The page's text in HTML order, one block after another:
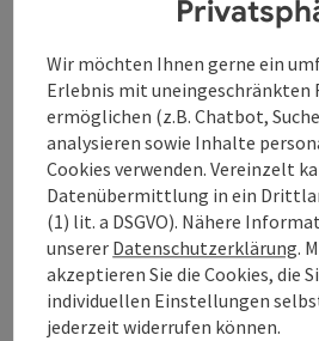
(Reichl, Mauracher, Sonnentor,
Sonnenmoor, Kräuter Lötsch,
Living, Fa. Metz, Fa. Wajos ,.....
Bio- Wildhühner & Bio
Vorbestellung.
Genuss ...
Beschreibung vollständig
Wir möchten Ihnen gerne ein
Erlebnis mit uneingeschränkten
ermöglichen (z.B. Chatbot,
analysieren sowie Inhalte
Cookies verwenden. Vereinzelt
Datenübermittlung in ein
(1) lit. a DSGVO). Nähere
unserer Datenschutzerklärung.
akzeptieren Sie die Cookies, die
individuellen Einstellungen
jederzeit widerrufen können.